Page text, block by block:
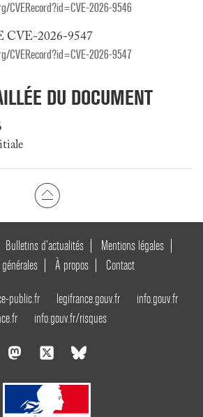
CVERecord?id=CVE-2026-9546
CVE-2026-9547
CVERecord?id=CVE-2026-9547
DU DOCUMENT
Bulletins d’actualités
Mentions légales
À propos Contact
public.fr legifrance.gouv.fr
info.gouv.fr
info.gouv.fr/risques